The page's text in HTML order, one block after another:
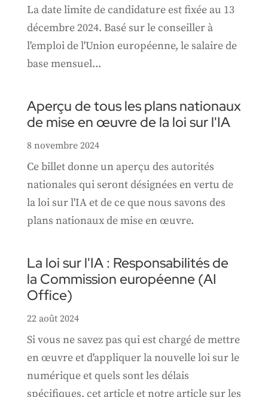
La date limite de candidature est fixée au 13
décembre 2024. Basé sur le conseiller à
l'emploi de l'Union européenne, le salaire de
base mensuel...
Aperçu de tous les plans nationaux
de mise en œuvre de la loi sur l'IA
8 novembre 2024
Ce billet donne un aperçu des autorités
nationales qui seront désignées en vertu de
la loi sur l'IA et de ce que nous savons des
plans nationaux de mise en œuvre.
La loi sur l'IA : Responsabilités de
la Commission européenne (AI
Office)
22 août 2024
Si vous ne savez pas qui est chargé de mettre
en œuvre et d'appliquer la nouvelle loi sur le
numérique et quels sont les délais
spécifiques, cet article et notre article sur les